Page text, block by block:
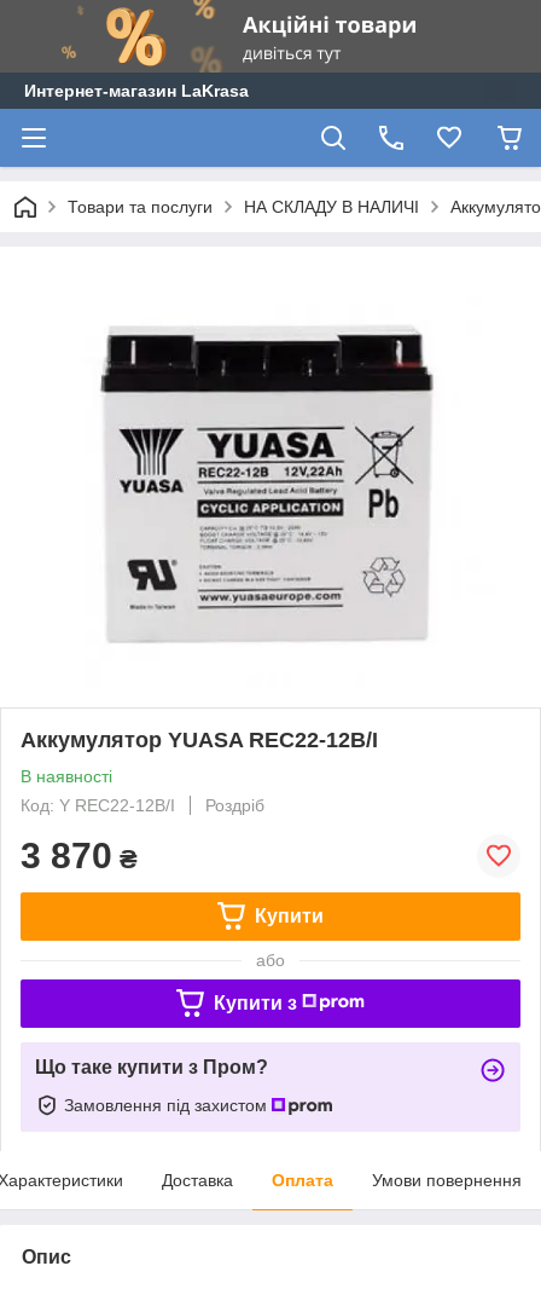
Интернет-магазин LaKrasa
Товари та послуги НА СКЛАДУ В НАЛИЧІ
Аккумулятор YUASA REC22-12B/I
В наявності
Код: Y REC22-12B/I
Роздріб
3 870 ₴
Купити
або
Купити з
Що таке купити з Пром?
Замовлення під захистом
Доставка Оплата Умови повернення
Опис